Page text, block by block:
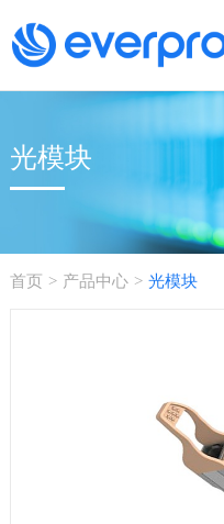
光模块
首页 > 产品中心 > 光模块